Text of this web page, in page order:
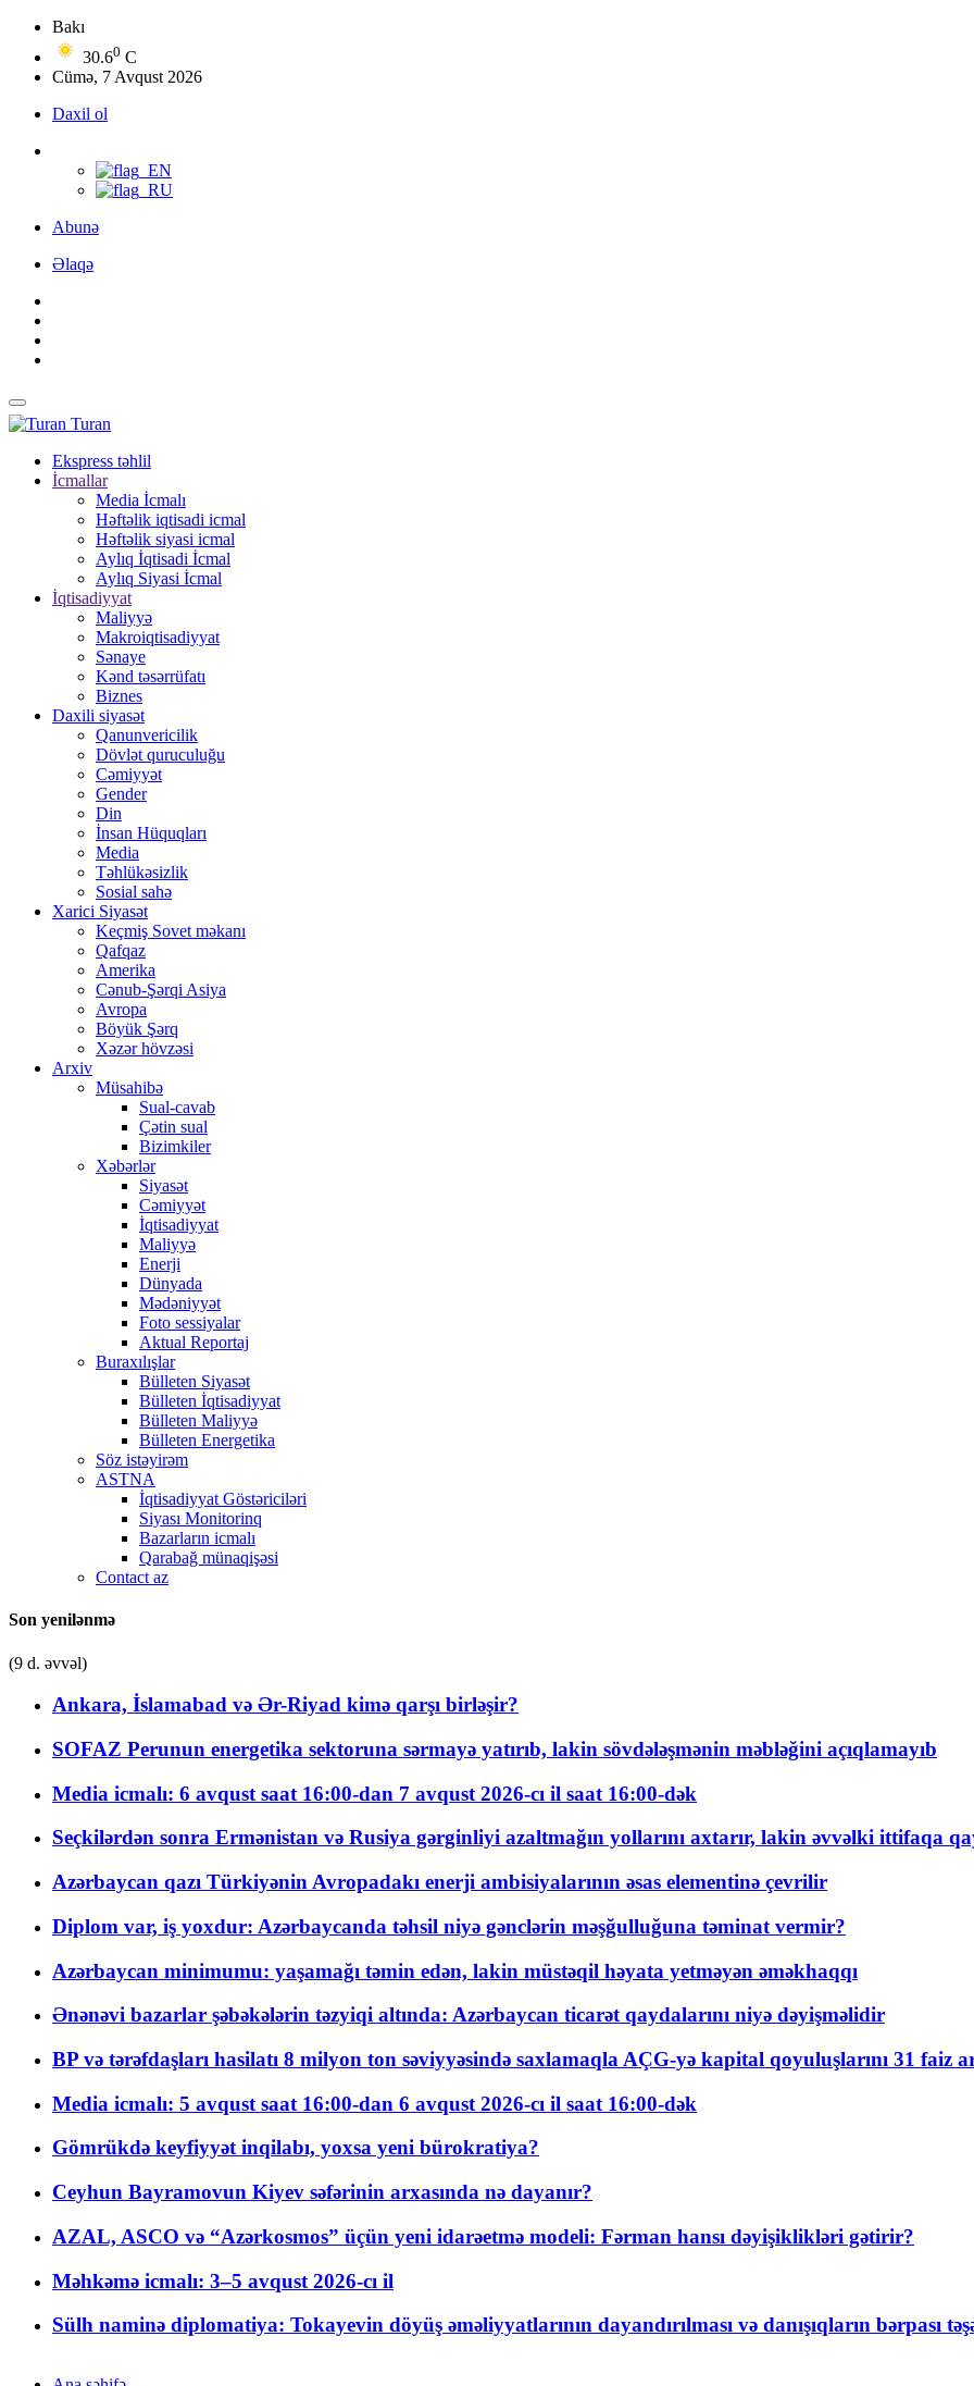
Bakı
30.60 C
Cümə, 7 Avqust 2026
Daxil ol
Abunə
Əlaqə
Turan
Ekspress təhlil
İcmallar
Media İcmalı
Həftəlik iqtisadi icmal
Həftəlik siyasi icmal
Aylıq İqtisadi İcmal
Aylıq Siyasi İcmal
İqtisadiyyat
Maliyyə
Makroiqtisadiyyat
Sənaye
Kənd təsərrüfatı
Biznes
Daxili siyasət
Qanunvericilik
Dövlət quruculuğu
Cəmiyyət
Gender
Din
İnsan Hüquqları
Media
Təhlükəsizlik
Sosial sahə
Xarici Siyasət
Keçmiş Sovet məkanı
Qafqaz
Amerika
Cənub-Şərqi Asiya
Avropa
Böyük Şərq
Xəzər hövzəsi
Arxiv
Müsahibə
Sual-cavab
Çətin sual
Bizimkiler
Xəbərlər
Siyasət
Cəmiyyət
İqtisadiyyat
Maliyyə
Enerji
Dünyada
Mədəniyyət
Foto sessiyalar
Aktual Reportaj
Buraxılışlar
Bülleten Siyasət
Bülleten İqtisadiyyat
Bülleten Maliyyə
Bülleten Energetika
Söz istəyirəm
ASTNA
İqtisadiyyat Göstəriciləri
Siyası Monitorinq
Bazarların icmalı
Qarabağ münaqişəsi
Contact az
Son yenilənmə
(9 d. əvvəl)
Ankara, İslamabad və Ər-Riyad kimə qarşı birləşir?
SOFAZ Perunun energetika sektoruna sərmayə yatırıb, lakin sövdələşmənin məbləğini açıqlamayıb
Media icmalı: 6 avqust saat 16:00-dan 7 avqust 2026-cı il saat 16:00-dək
Seçkilərdən sonra Ermənistan və Rusiya gərginliyi azaltmağın yollarını axtarır, lakin əvvəlki ittifaqa
Azərbaycan qazı Türkiyənin Avropadakı enerji ambisiyalarının əsas elementinə çevrilir
Diplom var, iş yoxdur: Azərbaycanda təhsil niyə gənclərin məşğulluğuna təminat vermir?
Azərbaycan minimumu: yaşamağı təmin edən, lakin müstəqil həyata yetməyən əməkhaqqı
Ənənəvi bazarlar şəbəkələrin təzyiqi altında: Azərbaycan ticarət qaydalarını niyə dəyişməlidir
BP və tərəfdaşları hasilatı 8 milyon ton səviyyəsində saxlamaqla AÇG-yə kapital qoyuluşlarını 31 faiz
Media icmalı: 5 avqust saat 16:00-dan 6 avqust 2026-cı il saat 16:00-dək
Gömrükdə keyfiyyət inqilabı, yoxsa yeni bürokratiya?
Ceyhun Bayramovun Kiyev səfərinin arxasında nə dayanır?
AZAL, ASCO və “Azərkosmos” üçün yeni idarəetmə modeli: Fərman hansı dəyişiklikləri gətirir?
Məhkəmə icmalı: 3–5 avqust 2026-cı il
Sülh naminə diplomatiya: Tokayevin döyüş əməliyyatlarının dayandırılması və danışıqların bərpası